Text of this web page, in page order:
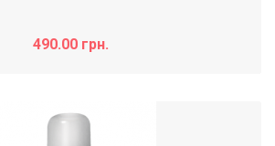
490.00 грн.